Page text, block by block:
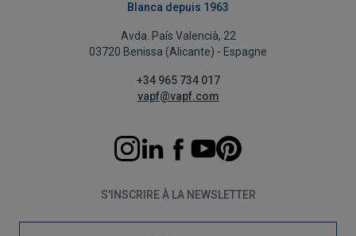
Blanca depuis 1963
Avda. País Valencià, 22
03720 Benissa (Alicante) - Espagne
+34 965 734 017
vapf@vapf.com
S'INSCRIRE À LA NEWSLETTER